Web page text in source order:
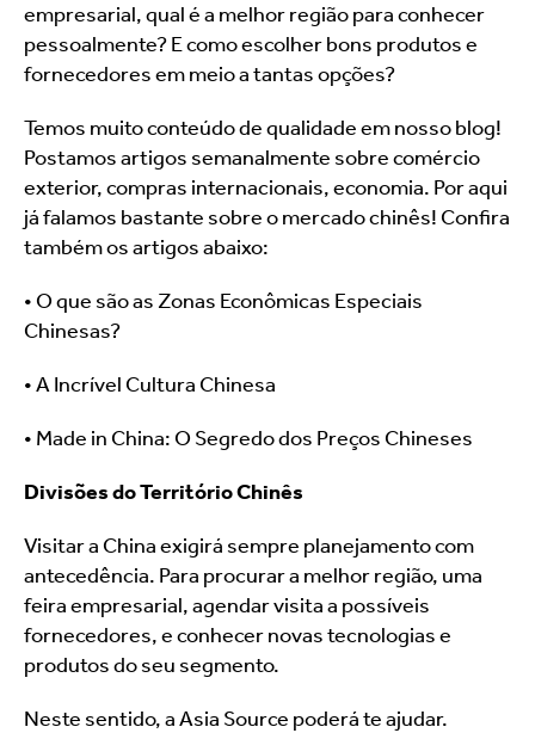
empresarial, qual é a melhor região para conhecer
pessoalmente? E como escolher bons produtos e
fornecedores em meio a tantas opções?
Temos muito conteúdo de qualidade em nosso blog!
Postamos artigos semanalmente sobre comércio
exterior, compras internacionais, economia. Por aqui
já falamos bastante sobre o mercado chinês! Confira
também os artigos abaixo:
• O que são as Zonas Econômicas Especiais
Chinesas?
• A Incrível Cultura Chinesa
• Made in China: O Segredo dos Preços Chineses
Divisões do Território Chinês
Visitar a China exigirá sempre planejamento com
antecedência. Para procurar a melhor região, uma
feira empresarial, agendar visita a possíveis
fornecedores, e conhecer novas tecnologias e
produtos do seu segmento.
Neste sentido, a Asia Source poderá te ajudar.